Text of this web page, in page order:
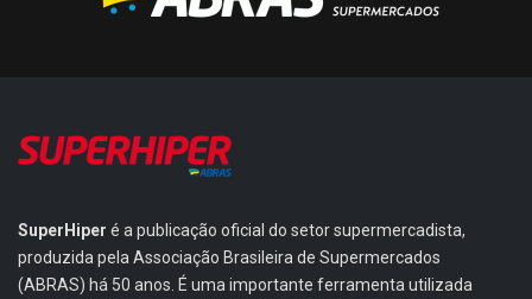
SuperHiper é a publicação oficial do setor supermercadista,
produzida pela Associação Brasileira de Supermercados
(ABRAS) há 50 anos. É uma importante ferramenta utilizada